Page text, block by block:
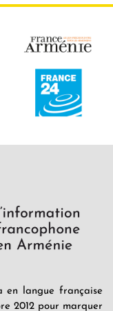
en langue française
2012 pour marquer